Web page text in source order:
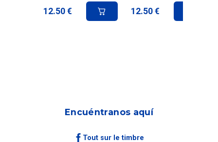
12.50 € 12.50 €
Encuéntranos aquí
Tout sur le timbre